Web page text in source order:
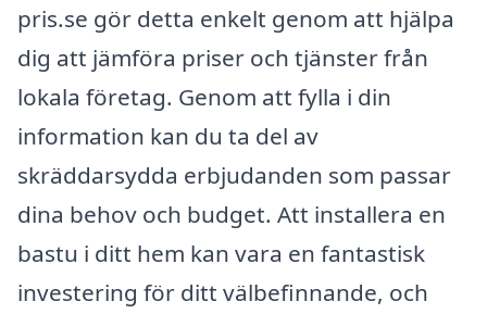
pris.se gör detta enkelt genom att hjälpa
dig att jämföra priser och tjänster från
lokala företag. Genom att fylla i din
information kan du ta del av
skräddarsydda erbjudanden som passar
dina behov och budget. Att installera en
bastu i ditt hem kan vara en fantastisk
investering för ditt välbefinnande, och